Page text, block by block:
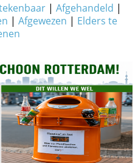
| Afgehandeld |
| Afgewezen | Elders te